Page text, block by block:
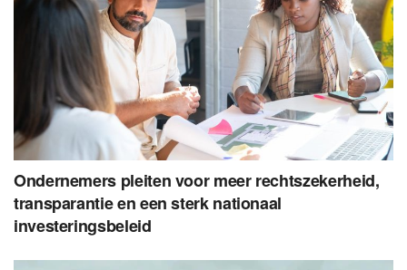
Ondernemers pleiten voor meer rechtszekerheid,
transparantie en een sterk nationaal
investeringsbeleid